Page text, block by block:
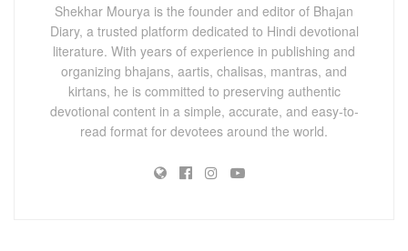
Shekhar Mourya is the founder and editor of Bhajan
Diary, a trusted platform dedicated to Hindi devotional
literature. With years of experience in publishing and
organizing bhajans, aartis, chalisas, mantras, and
kirtans, he is committed to preserving authentic
devotional content in a simple, accurate, and easy-to-
read format for devotees around the world.